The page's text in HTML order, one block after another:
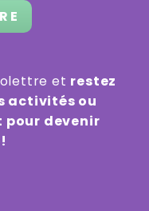
et restez
activités ou
devenir